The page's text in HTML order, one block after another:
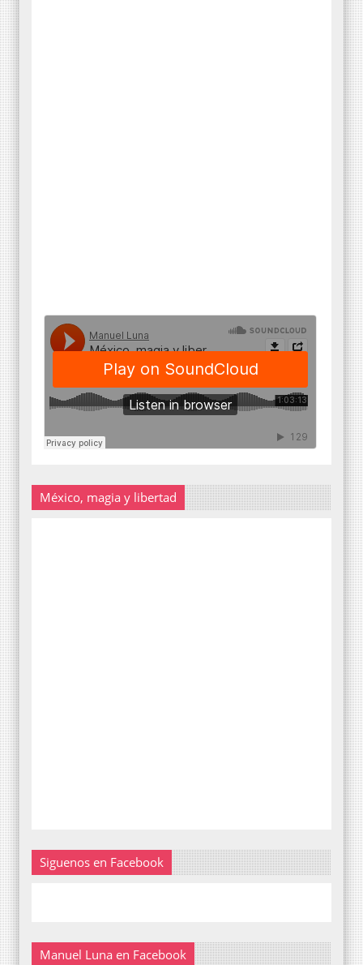
México, magia y libertad
Siguenos en Facebook
Manuel Luna en Facebook